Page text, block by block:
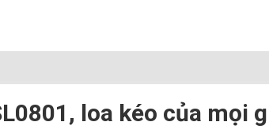
loa kéo của mọi